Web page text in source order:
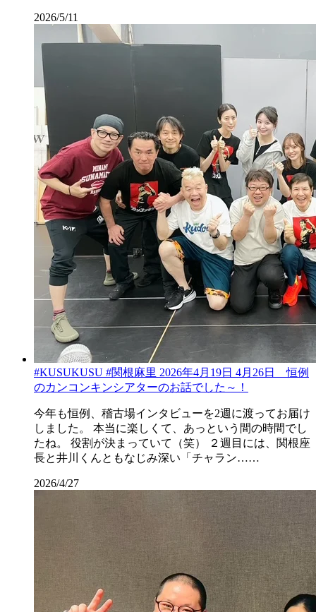
2026/5/11
#KUSUKUSU #関根麻里 2026年4月19日 4月26日 恒例
のカンコンキンシアターのお話でした～！
今年も恒例、稽古場インタビューを2週に渡ってお届け
しました。 本当に楽しくて、あっという間の時間でし
たね。 役割が決まっていて（笑） ２週目には、関根座
長と井川くんともなじみ深い「チャラン……
2026/4/27